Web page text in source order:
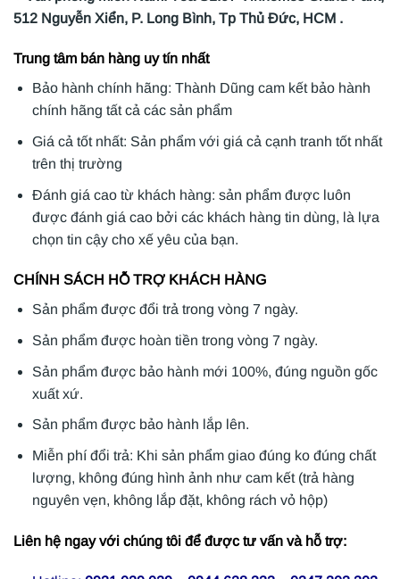
512 Nguyễn Xiển, P. Long Bình, Tp Thủ Đức, HCM .
Trung tâm bán hàng uy tín nhất
Bảo hành chính hãng: Thành Dũng cam kết bảo hành
chính hãng tất cả các sản phẩm
Giá cả tốt nhất: Sản phẩm với giá cả cạnh tranh tốt nhất
trên thị trường
Đánh giá cao từ khách hàng: sản phẩm được luôn
được đánh giá cao bởi các khách hàng tin dùng, là lựa
chọn tin cậy cho xế yêu của bạn.
CHÍNH SÁCH HỖ TRỢ KHÁCH HÀNG
Sản phẩm được đổi trả trong vòng 7 ngày.
Sản phẩm được hoàn tiền trong vòng 7 ngày.
Sản phẩm được bảo hành mới 100%, đúng nguồn gốc
xuất xứ.
Sản phẩm được bảo hành lắp lên.
Miễn phí đổi trả: Khi sản phẩm giao đúng ko đúng chất
lượng, không đúng hình ảnh như cam kết (trả hàng
nguyên vẹn, không lắp đặt, không rách vỏ hộp)
Liên hệ ngay với chúng tôi để được tư vấn và hỗ trợ: